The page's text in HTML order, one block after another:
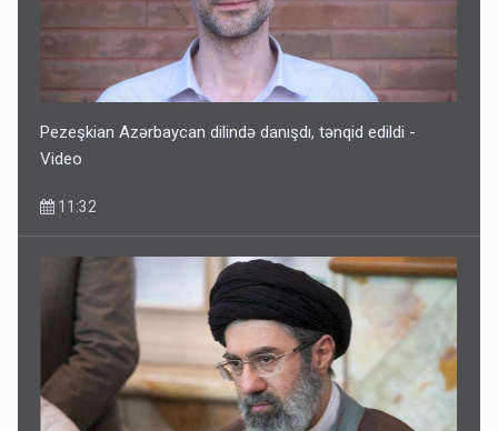
Pezeşkian Azərbaycan dilində danışdı, tənqid edildi -
Video
11:32